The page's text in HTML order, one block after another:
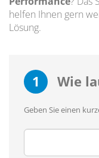
helfen Ihnen gern
Lösung.
1 Wie
Geben Sie einen